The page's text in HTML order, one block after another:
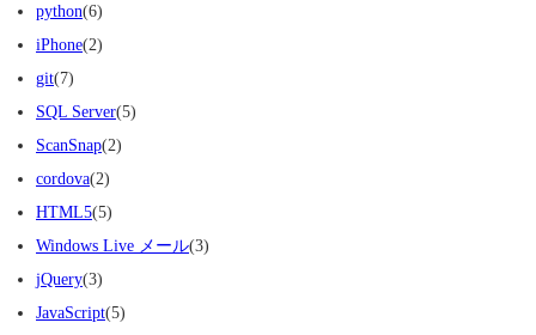
python(6)
iPhone(2)
git(7)
SQL Server(5)
ScanSnap(2)
cordova(2)
HTML5(5)
Windows Live メール(3)
jQuery(3)
JavaScript(5)